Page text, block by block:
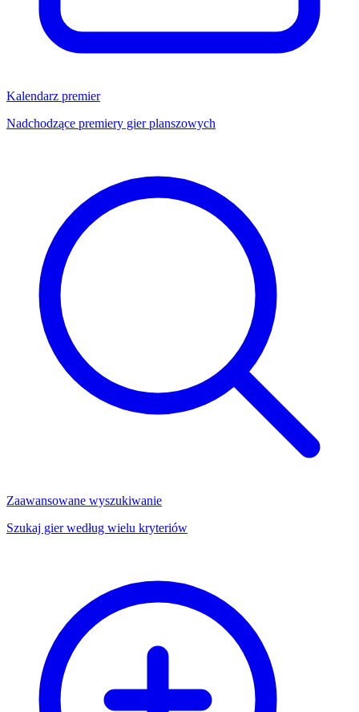
Kalendarz premier
Nadchodzące premiery gier planszowych
Zaawansowane wyszukiwanie
Szukaj gier według wielu kryteriów